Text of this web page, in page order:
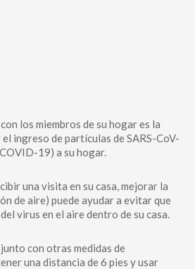
los miembros de su hogar es la
ingreso de partículas de SARS-CoV-
19) a su hogar.
una visita en su casa, mejorar la
de aire) puede ayudar a evitar que
virus en el aire dentro de su casa.
con otras medidas de
una distancia de 6 pies y usar